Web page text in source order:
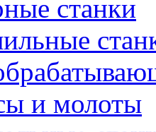
станки
и молоты